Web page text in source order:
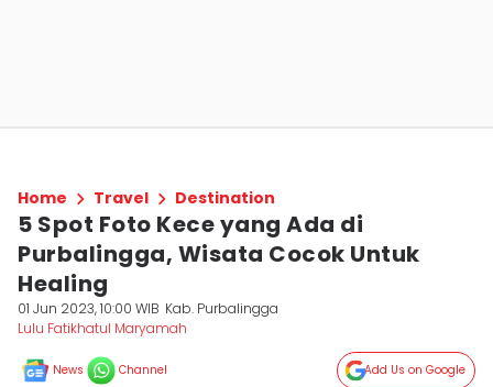
Home Travel Destination
5 Spot Foto Kece yang Ada di
Purbalingga, Wisata Cocok Untuk
Healing
01 Jun 2023, 10:00 WIB Kab. Purbalingga
Lulu Fatikhatul Maryamah
News Channel Add Us on Google